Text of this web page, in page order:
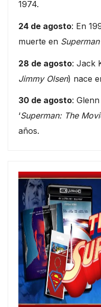
1974.
24 de agosto: En
muerte en Superman
28 de agosto: Jack
Jimmy Olsen) nace
30 de agosto:
‘Superman: The
años.